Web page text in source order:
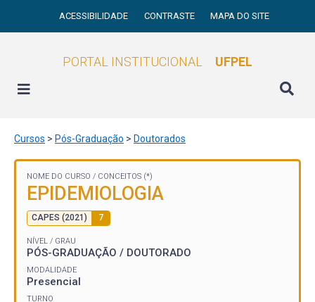
ACESSIBILIDADE CONTRASTE MAPA DO SITE
PORTAL INSTITUCIONAL UFPEL
Cursos > Pós-Graduação > Doutorados
NOME DO CURSO / CONCEITOS (*)
EPIDEMIOLOGIA
CAPES (2021) 7
NÍVEL / GRAU
PÓS-GRADUAÇÃO / DOUTORADO
MODALIDADE
Presencial
TURNO